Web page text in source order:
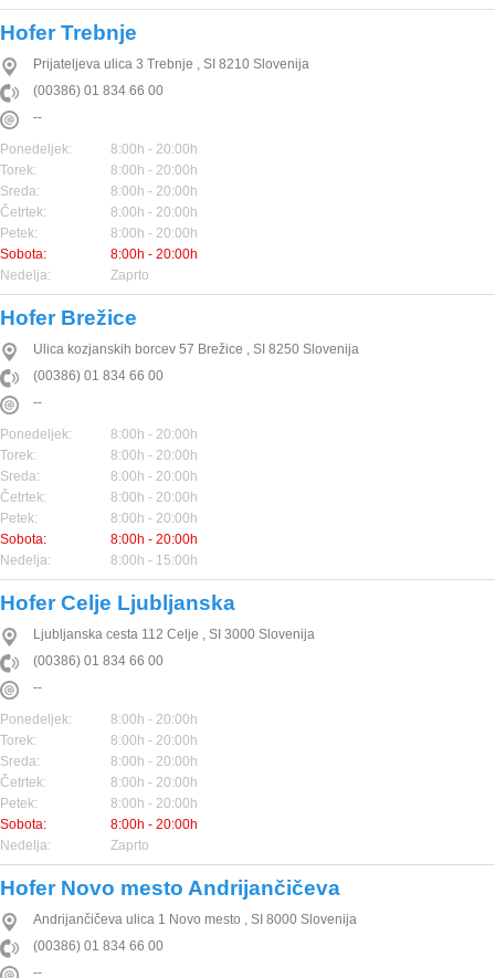
Hofer Trebnje
Prijateljeva ulica 3 Trebnje , SI 8210 Slovenija
(00386) 01 834 66 00
--
Ponedeljek:
8:00h - 20:00h
Torek:
8:00h - 20:00h
Sreda:
8:00h - 20:00h
Četrtek:
8:00h - 20:00h
Petek:
8:00h - 20:00h
Sobota:
8:00h - 20:00h
Nedelja:
Zaprto
Hofer Brežice
Ulica kozjanskih borcev 57 Brežice , SI 8250 Slovenija
(00386) 01 834 66 00
--
Ponedeljek:
8:00h - 20:00h
Torek:
8:00h - 20:00h
Sreda:
8:00h - 20:00h
Četrtek:
8:00h - 20:00h
Petek:
8:00h - 20:00h
Sobota:
8:00h - 20:00h
Nedelja:
8:00h - 15:00h
Hofer Celje Ljubljanska
Ljubljanska cesta 112 Celje , SI 3000 Slovenija
(00386) 01 834 66 00
--
Ponedeljek:
8:00h - 20:00h
Torek:
8:00h - 20:00h
Sreda:
8:00h - 20:00h
Četrtek:
8:00h - 20:00h
Petek:
8:00h - 20:00h
Sobota:
8:00h - 20:00h
Nedelja:
Zaprto
Hofer Novo mesto Andrijančičeva
Andrijančičeva ulica 1 Novo mesto , SI 8000 Slovenija
(00386) 01 834 66 00
--